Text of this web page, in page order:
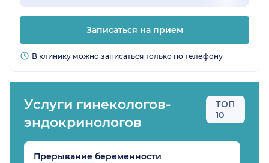
Записаться на прием
В клинику можно записаться только по телефону
Услуги гинекологов-
эндокринологов
ТОП
10
Прерывание беременности